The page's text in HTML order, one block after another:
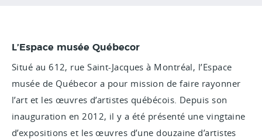
L’Espace musée Québecor
Situé au 612, rue Saint-Jacques à Montréal, l’Espace
musée de Québecor a pour mission de faire rayonner
l’art et les œuvres d’artistes québécois. Depuis son
inauguration en 2012, il y a été présenté une vingtaine
d’expositions et les œuvres d’une douzaine d’artistes